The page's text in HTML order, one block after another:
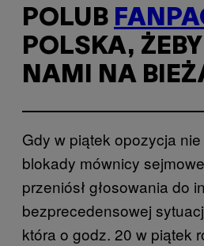
POLUB
POLSKA,
NAMI NA
Gdy w piątek opozycja
blokady mównicy
przeniósł głosowania do
bezprecedensowej
która o godz. 20 w piątek